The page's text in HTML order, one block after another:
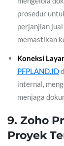
prosedur
perjanjian
memastikan
Koneksi
PFPLAND.ID
internal,
menjaga
9. Zoho
Proyek